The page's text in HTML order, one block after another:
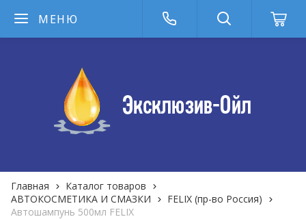
МЕНЮ
Главная
Каталог товаров
АВТОКОСМЕТИКА И СМАЗКИ
FELIX (пр-во Россия)
Автошампунь 500мл FELIX